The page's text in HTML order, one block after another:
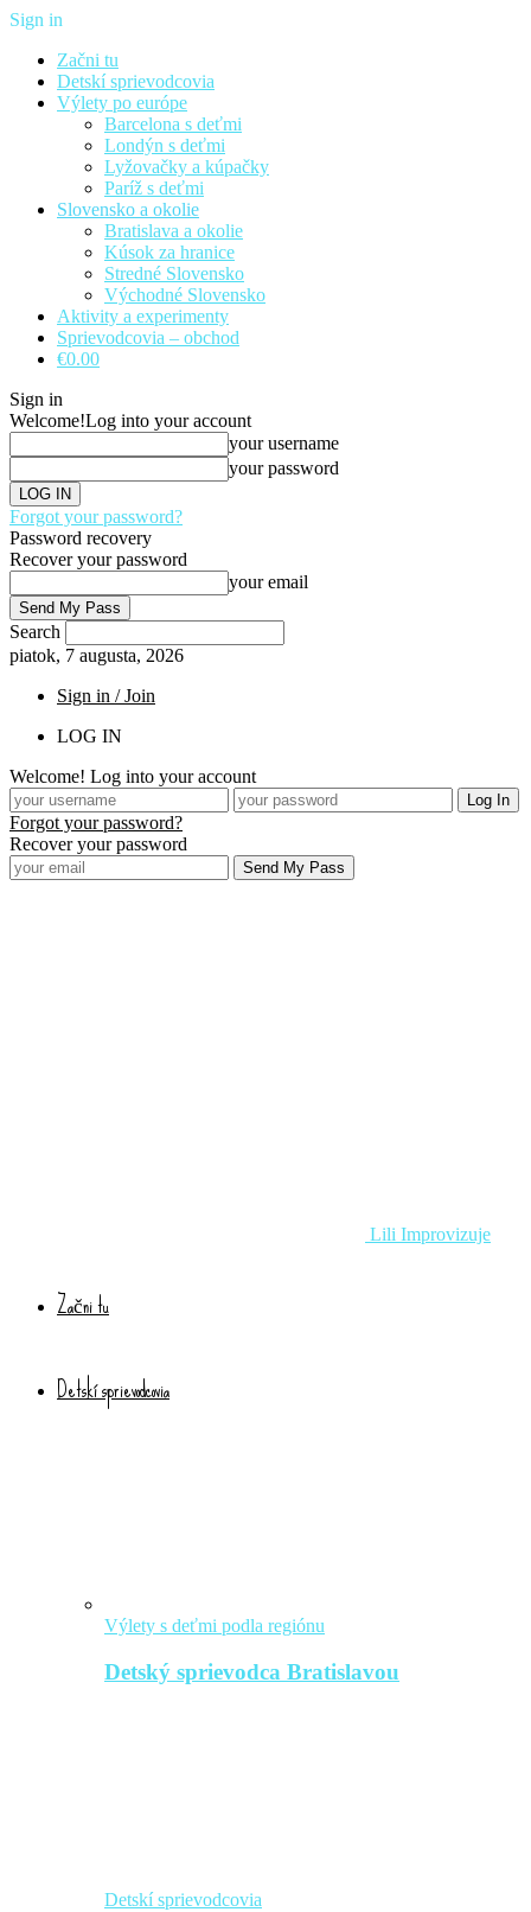
Sign in
Začni tu
Detskí sprievodcovia
Výlety po európe
Barcelona s deťmi
Londýn s deťmi
Lyžovačky a kúpačky
Paríž s deťmi
Slovensko a okolie
Bratislava a okolie
Kúsok za hranice
Stredné Slovensko
Východné Slovensko
Aktivity a experimenty
Sprievodcovia – obchod
€0.00
Sign in
Welcome!Log into your account
your username
your password
Forgot your password?
Password recovery
Recover your password
your email
Search
piatok, 7 augusta, 2026
Sign in / Join
LOG IN
Welcome! Log into your account
Forgot your password?
Recover your password
Lili Improvizuje
Začni tu
Detskí sprievodcovia
Výlety s deťmi podla regiónu
Detský sprievodca Bratislavou
Detskí sprievodcovia